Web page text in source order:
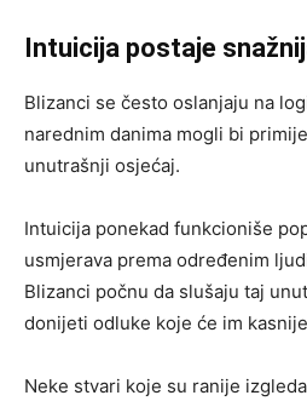
Intuicija postaje
Blizanci se često oslanjaju na
narednim danima mogli bi
unutrašnji osjećaj.
Intuicija ponekad funkcioniše
usmjerava prema određenim
Blizanci počnu da slušaju taj
donijeti odluke koje će im
Neke stvari koje su ranije